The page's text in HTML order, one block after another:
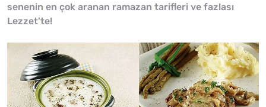
senenin en çok aranan ramazan tarifleri ve fazlası
Lezzet'te!